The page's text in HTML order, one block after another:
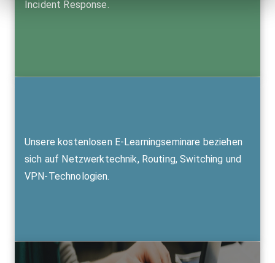
Incident Response.
Unsere kostenlosen E-Learningseminare beziehen
sich auf Netzwerktechnik, Routing, Switching und
VPN-Technologien.